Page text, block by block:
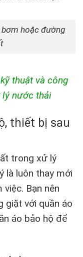
hoặc đường
thuật và công
lý nước thải
thiết bị sau
trong xử lý
là luôn thay mới
Bạn nên
giặt với quần áo
áo bảo hộ để